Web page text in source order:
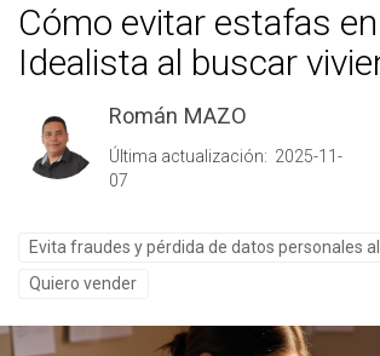
Cómo evitar estafas en
Idealista al buscar
Román MAZO
Última actualización: 2025-11-
07
Evita fraudes y pérdida de datos personales
Quiero vender